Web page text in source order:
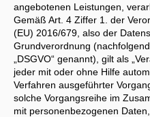
angebotenen Leistungen,
Gemäß Art. 4 Ziffer 1. der
(EU) 2016/679, also der
Grundverordnung
„DSGVO“ genannt), gilt als
jeder mit oder ohne Hilfe
Verfahren ausgeführter
solche Vorgangsreihe im
mit personenbezogenen